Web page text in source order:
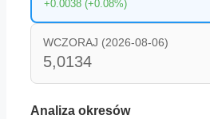
+0.0038 (+0.08%)
WCZORAJ (2026-08-06)
5,0134
Analiza okresów